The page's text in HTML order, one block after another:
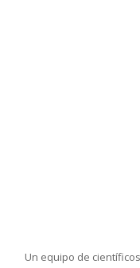
Conoce cual
Un equipo de